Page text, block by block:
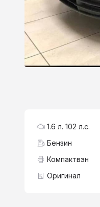
1.6 л. 102 л.с.
Бензин
Компактвэн
Оригинал